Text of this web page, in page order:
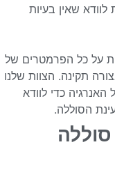
שאין בעיות
על כל הפרמטרים של
תקינה. הצוות שלנו
כדי לוודא
הסוללה.